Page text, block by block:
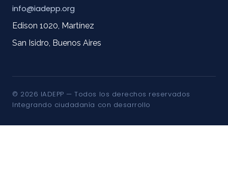
info@iadepp.org
Edison 1020, Martínez
San Isidro, Buenos Aires
© 2026 IADEPP — Todos los derechos reservados
Integrando ciudadanía con desarrollo